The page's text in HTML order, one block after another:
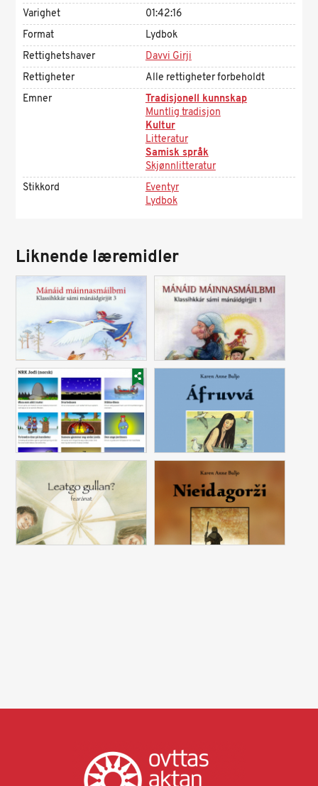
Varighet
01:42:16
Format
Lydbok
Rettighetshaver
Davvi Girji
Rettigheter
Alle rettigheter forbeholdt
Emner
Tradisjonell kunnskap
Muntlig tradisjon
Kultur
Litteratur
Samisk språk
Skjønnlitteratur
Stikkord
Eventyr
Lydbok
Liknende læremidler